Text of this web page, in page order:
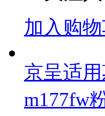
加入购
京呈适
m177fw